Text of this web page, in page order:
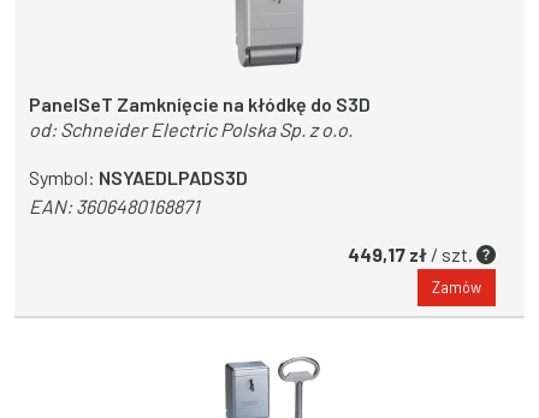
PanelSeT Zamknięcie na kłódkę do S3D
od:Schneider Electric Polska Sp. z o.o.
Symbol: NSYAEDLPADS3D
EAN:3606480168871
449,17 zł / szt.
Zamów